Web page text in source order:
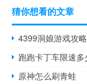
猜你想看的文章
4399洞娘游戏攻略
跑跑卡丁车限速多
原神怎么刷青蛙